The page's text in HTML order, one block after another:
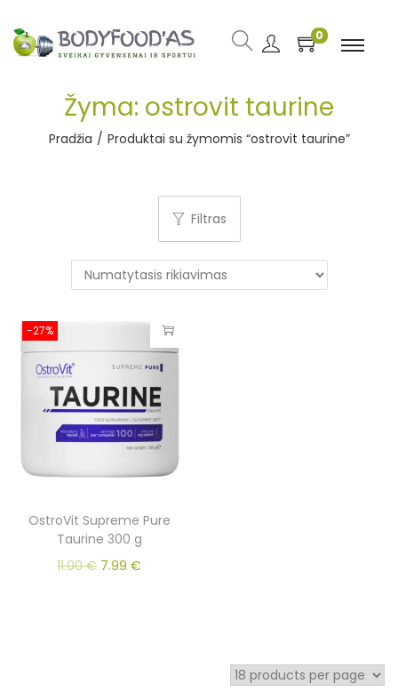
0
Žyma: ostrovit taurine
Pradžia / Produktai su žymomis “ostrovit taurine”
Filtras
-27%
OstroVit Supreme Pure
Taurine 300 g
11.00€ 7.99€